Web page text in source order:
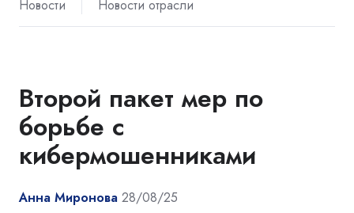
Новости
Новости отрасли
Второй пакет мер по
борьбе с
кибермошенниками
Анна Миронова 28/08/25